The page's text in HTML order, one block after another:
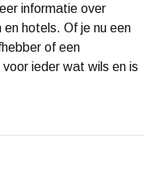
informatie over
hotels. Of je nu een
of een
ieder wat wils en is